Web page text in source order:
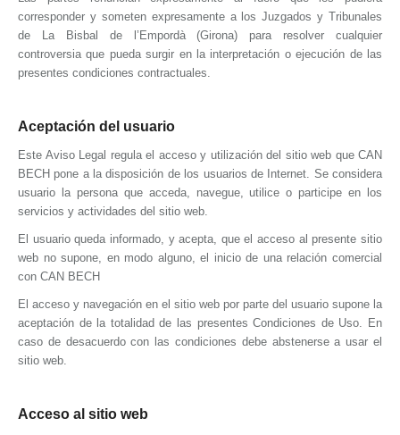
corresponder y someten expresamente a los Juzgados y Tribunales
de La Bisbal de l’Empordà (Girona) para resolver cualquier
controversia que pueda surgir en la interpretación o ejecución de las
presentes condiciones contractuales.
Aceptación del usuario
Este Aviso Legal regula el acceso y utilización del sitio web que CAN
BECH pone a la disposición de los usuarios de Internet. Se considera
usuario la persona que acceda, navegue, utilice o participe en los
servicios y actividades del sitio web.
El usuario queda informado, y acepta, que el acceso al presente sitio
web no supone, en modo alguno, el inicio de una relación comercial
con CAN BECH
El acceso y navegación en el sitio web por parte del usuario supone la
aceptación de la totalidad de las presentes Condiciones de Uso. En
caso de desacuerdo con las condiciones debe abstenerse a usar el
sitio web.
Acceso al sitio web